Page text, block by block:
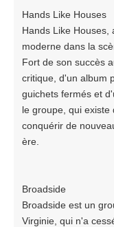
Hands Like Houses
Hands Like
moderne dans la
Fort de son succès
critique, d'un album
guichets fermés et
le groupe, qui existe
conquérir de
ère.
Broadside
Broadside est un
Virginie, qui n'a